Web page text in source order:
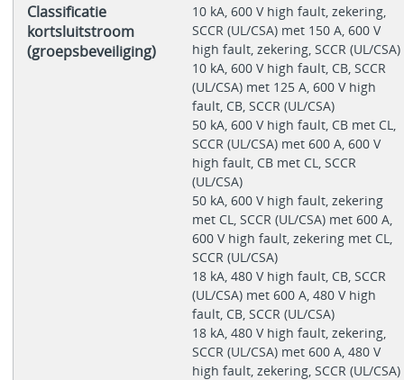
Classificatie
kortsluitstroom
(groepsbeveiliging)
10 kA, 600 V high fault, zekering,
SCCR (UL/CSA) met 150 A, 600 V
high fault, zekering, SCCR (UL/CSA)
10 kA, 600 V high fault, CB, SCCR
(UL/CSA) met 125 A, 600 V high
fault, CB, SCCR (UL/CSA)
50 kA, 600 V high fault, CB met CL,
SCCR (UL/CSA) met 600 A, 600 V
high fault, CB met CL, SCCR
(UL/CSA)
50 kA, 600 V high fault, zekering
met CL, SCCR (UL/CSA) met 600 A,
600 V high fault, zekering met CL,
SCCR (UL/CSA)
18 kA, 480 V high fault, CB, SCCR
(UL/CSA) met 600 A, 480 V high
fault, CB, SCCR (UL/CSA)
18 kA, 480 V high fault, zekering,
SCCR (UL/CSA) met 600 A, 480 V
high fault, zekering, SCCR (UL/CSA)